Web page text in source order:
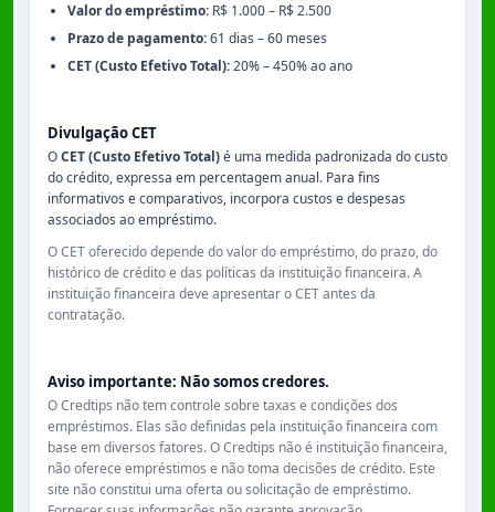
Valor do empréstimo: R$ 1.000 – R$ 2.500
Prazo de pagamento:61 dias – 60 meses
CET (Custo Efetivo Total):20% – 450% ao ano
Divulgação CET
OCET (Custo Efetivo Total)é uma medida padronizada do custo
do crédito, expressa em percentagem anual. Para fins
informativos e comparativos, incorpora custos e despesas
associados ao empréstimo.
O CET oferecido depende do valor do empréstimo, do prazo, do
histórico de crédito e das políticas da instituição financeira. A
instituição financeira deve apresentar o CET antes da
contratação.
Aviso importante: Não somos credores.
O Credtips não tem controle sobre taxas e condições dos
empréstimos. Elas são definidas pela instituição financeira com
base em diversos fatores. O Credtips não é instituição financeira,
não oferece empréstimos e não toma decisões de crédito. Este
site não constitui uma oferta ou solicitação de empréstimo.